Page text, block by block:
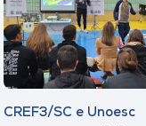
CREF3/SC e Unoesc